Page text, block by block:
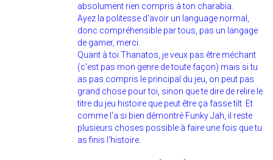
absolument rien compris à ton charabia.
Ayez la politesse d'avoir un language normal,
donc compréhensible par tous, pas un langage
de gamer, merci.
Quant à toi Thanatos, je veux pas être méchant
(c'est pas mon genre de toute façon) mais si tu
as pas compris le principal du jeu, on peut pas
grand chose pour toi, sinon que te dire de relire le
titre du jeu histoire que peut être ça fasse tilt. Et
comme l'a si bien démontré Funky Jah, il reste
plusieurs choses possible à faire une fois que tu
as finis l'histoire.